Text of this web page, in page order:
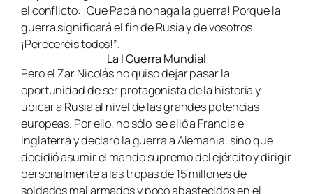
el conflicto: ¡Que Papá no haga la guerra! Porque la
guerra significará el fin de Rusia y de vosotros.
¡Pereceréis todos!”.
La I Guerra Mundial
Pero el Zar Nicolás no quiso dejar pasar la
oportunidad de ser protagonista de la historia y
ubicar a Rusia al nivel de las grandes potencias
europeas. Por ello, no sólo se alió a Francia e
Inglaterra y declaró la guerra a Alemania, sino que
decidió asumir el mando supremo del ejército y dirigir
personalmente a las tropas de 15 millones de
soldados mal armados y poco abastecidos en el